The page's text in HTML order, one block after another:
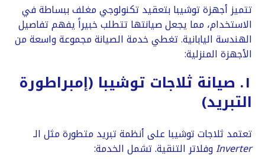
​تتميز أجهزة توشيبا بتعقيد تكنولوجي مغلف ببساطة في
الاستخدام، مما يجعل صيانتها تتطلب خبيراً يفهم تفاصيل
الهندسة اليابانية. تغطي خدمة الصيانة مجموعة واسعة من
الأجهزة المنزلية:
​١. صيانة ثلاجات توشيبا (إمبراطورة
التبريد)
​تعتمد ثلاجات توشيبا على أنظمة تبريد متطورة مثل الـ
Inverterوفلاتر التنقية. تشمل الخدمة: